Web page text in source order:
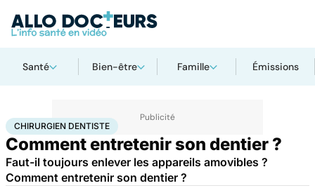
Santé Bien-être Famille Émissions
AccueilSantéMaladiesChirurgien dentiste
CHIRURGIEN DENTISTE
Comment entretenir son dentier ?
Faut-il toujours enlever les appareils amovibles ?
Comment entretenir son dentier ?